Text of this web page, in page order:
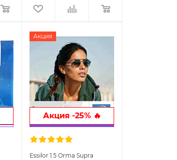
Акция
Акция -25% 🔥
Essilor 1.5 Orma Supra